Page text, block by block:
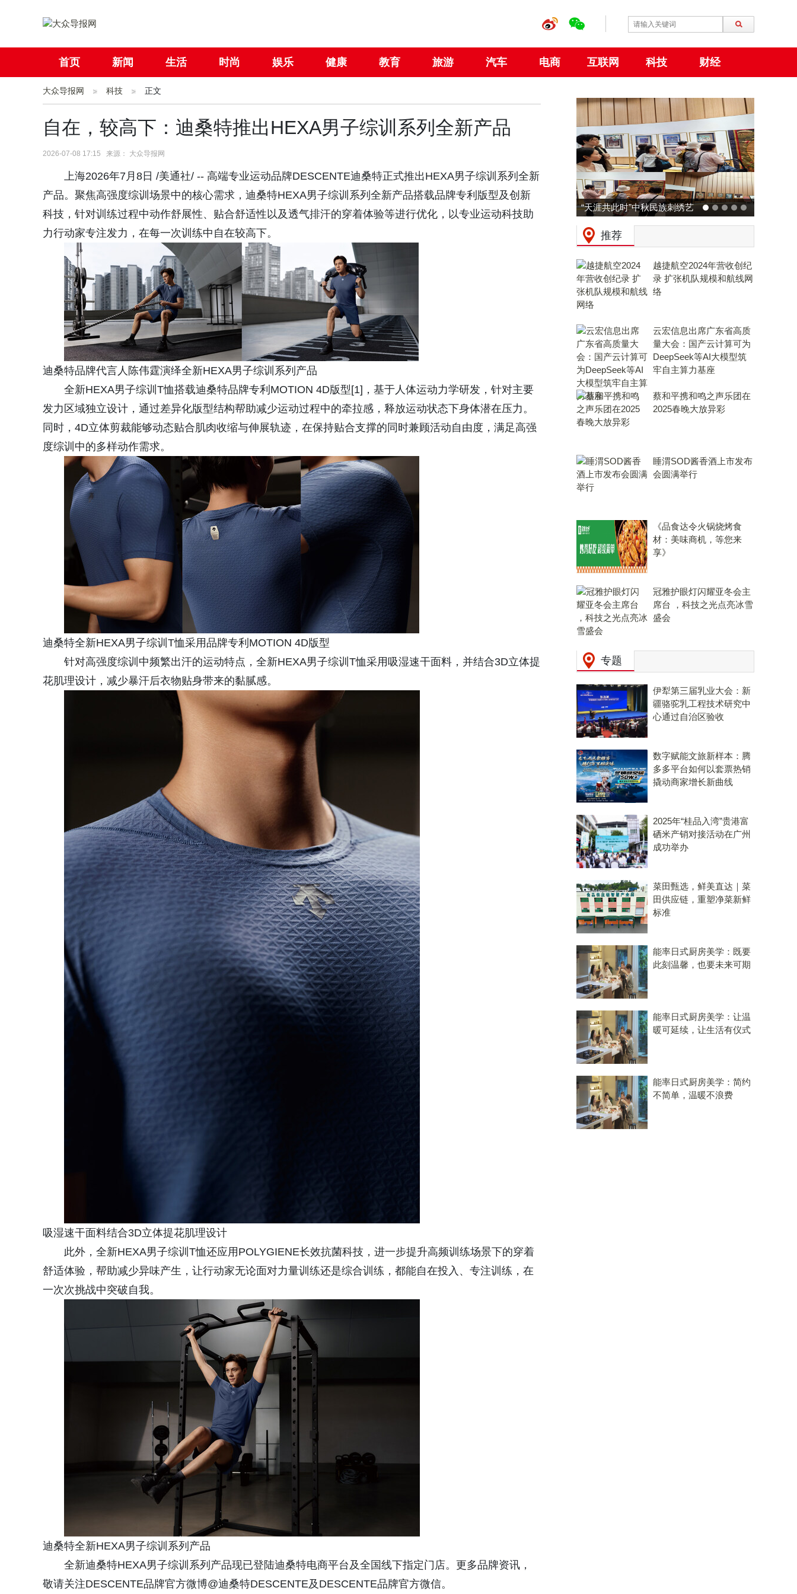
首页 新闻 生活 时尚 娱乐 健康 教育 旅游 汽车 电商 互联网 科技 财经
社会 国际
大众导报网 科技 正文
自在，较高下：迪桑特推出HEXA男子综训系列全新产品
2026-07-08 17:15 来源： 大众导报网
上海2026年7月8日 /美通社/ -- 高端专业运动品牌DESCENTE迪桑特正式推出HEXA男子综训系列全新
产品。聚焦高强度综训场景中的核心需求，迪桑特HEXA男子综训系列全新产品搭载品牌专利版型及创新
科技，针对训练过程中动作舒展性、贴合舒适性以及透气排汗的穿着体验等进行优化，以专业运动科技助
力行动家专注发力，在每一次训练中自在较高下。
迪桑特品牌代言人陈伟霆演绎全新HEXA男子综训系列产品
全新HEXA男子综训T恤搭载迪桑特品牌专利MOTION 4D版型[1]，基于人体运动力学研发，针对主要
发力区域独立设计，通过差异化版型结构帮助减少运动过程中的牵拉感，释放运动状态下身体潜在压力。
同时，4D立体剪裁能够动态贴合肌肉收缩与伸展轨迹，在保持贴合支撑的同时兼顾活动自由度，满足高强
度综训中的多样动作需求。
迪桑特全新HEXA男子综训T恤采用品牌专利MOTION 4D版型
针对高强度综训中频繁出汗的运动特点，全新HEXA男子综训T恤采用吸湿速干面料，并结合3D立体提
花肌理设计，减少暴汗后衣物贴身带来的黏腻感。
吸湿速干面料结合3D立体提花肌理设计
此外，全新HEXA男子综训T恤还应用POLYGIENE长效抗菌科技，进一步提升高频训练场景下的穿着
舒适体验，帮助减少异味产生，让行动家无论面对力量训练还是综合训练，都能自在投入、专注训练，在
一次次挑战中突破自我。
迪桑特全新HEXA男子综训系列产品
全新迪桑特HEXA男子综训系列产品现已登陆迪桑特电商平台及全国线下指定门店。更多品牌资讯，
敬请关注DESCENTE品牌官方微博@迪桑特DESCENTE及DESCENTE品牌官方微信。
“天涯共此时”中秋民族刺绣艺
术特展 在大阪世博会中国馆
动力火车 × 广州草莓音乐节
预热：拒绝压力，和Z时代一
推荐
越捷航空2024年营收创纪
录 扩张机队规模和航线网
络
云宏信息出席广东省高质
量大会：国产云计算可为
DeepSeek等AI大模型筑
牢自主算力基座
蔡和平携和鸣之声乐团在
2025春晚大放异彩
睡渭SOD酱香酒上市发布
会圆满举行
《品食达令火锅烧烤食
材：美味商机，等您来
享》
冠雅护眼灯闪耀亚冬会主
席台 ，科技之光点亮冰雪
盛会
专题
伊犁第三届乳业大会：新
疆骆驼乳工程技术研究中
心通过自治区验收
数字赋能文旅新样本：腾
多多平台如何以套票热销
撬动商家增长新曲线
2025年“桂品入湾”贵港富
硒米产销对接活动在广州
成功举办
菜田甄选，鲜美直达｜菜
田供应链，重塑净菜新鲜
标准
能率日式厨房美学：既要
此刻温馨，也要未来可期
能率日式厨房美学：让温
暖可延续，让生活有仪式
能率日式厨房美学：简约
不简单，温暖不浪费